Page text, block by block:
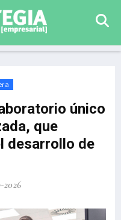
único
que
desarrollo de
2026